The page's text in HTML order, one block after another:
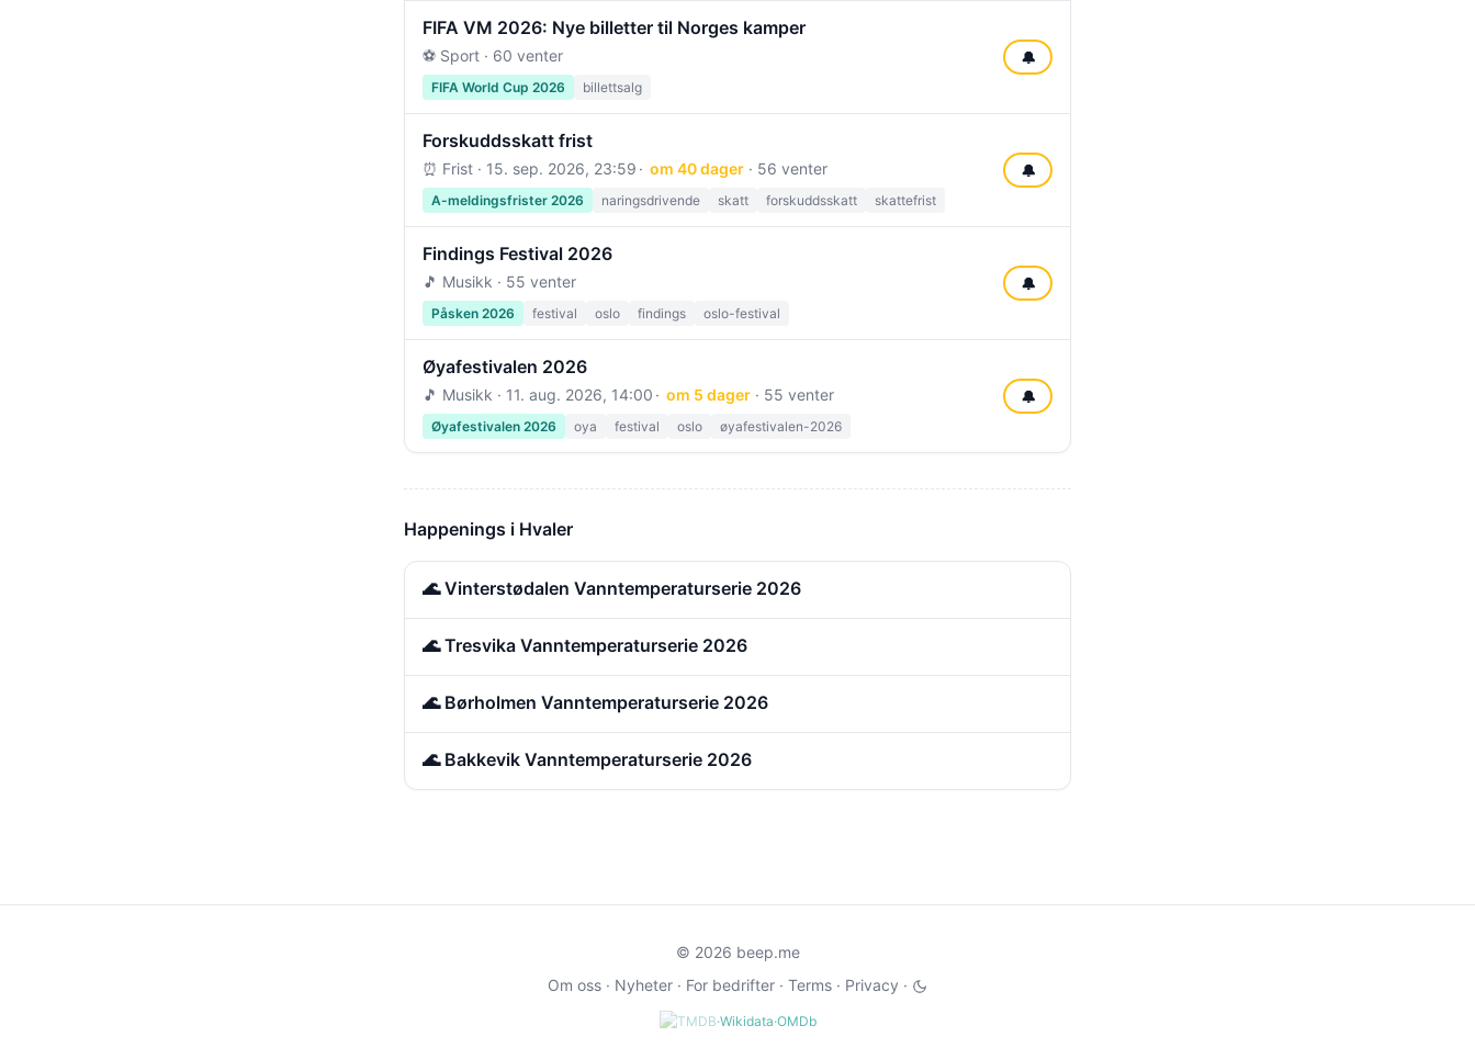
FIFA VM 2026: Nye billetter til Norges kamper
⚽ Sport · 60 venter
FIFA World Cup 2026 billettsalg
🔔
Forskuddsskatt frist
⏰ Frist · 15. sep. 2026, 23:59 om 40 dager· 56 venter
A-meldingsfrister 2026 naringsdrivende skatt forskuddsskatt skattefrist
🔔
Findings Festival 2026
🎵 Musikk · 55 venter
Påsken 2026 festival oslo findings oslo-festival
🔔
Øyafestivalen 2026
🎵 Musikk · 11. aug. 2026, 14:00 om 5 dager· 55 venter
Øyafestivalen 2026 oya festival oslo øyafestivalen-2026
🔔
Happenings i Hvaler
🌊 Vinterstødalen Vanntemperaturserie 2026
🌊 Tresvika Vanntemperaturserie 2026
🌊 Børholmen Vanntemperaturserie 2026
🌊 Bakkevik Vanntemperaturserie 2026
© 2026 beep.me
Om oss · Nyheter · For bedrifter · Terms · Privacy ·
·Wikidata·OMDb